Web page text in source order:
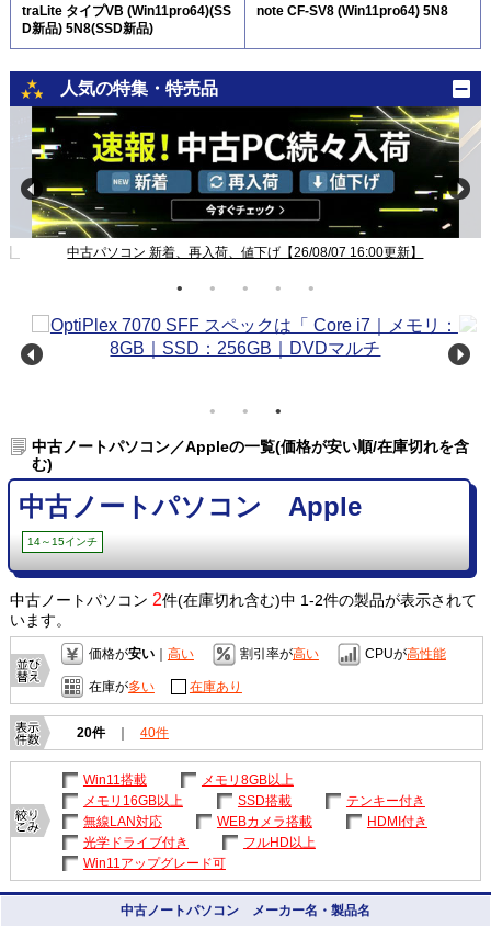
traLite タイプVB (Win11pro64)(SS
D新品) 5N8(SSD新品)
note CF-SV8 (Win11pro64) 5N8
人気の特集・特売品
中古パソコン 新着、再入荷、値下げ【26/08/07 16:00更新】
中古ノートパソコン／Appleの一覧(価格が安い順/在庫切れを含
む)
中古ノートパソコン Apple
14～15インチ
中古ノートパソコン 2件(在庫切れ含む)中 1-2件の製品が表示されて
います。
価格が安い｜ 高い 割引率が高い CPUが高性能
在庫が多い 在庫あり
20件 ｜ 40件
Win11搭載
メモリ8GB以上
メモリ16GB以上
SSD搭載
テンキー付き
無線LAN対応
WEBカメラ搭載
HDMI付き
光学ドライブ付き
フルHD以上
Win11アップグレード可
中古ノートパソコン メーカー名・製品名